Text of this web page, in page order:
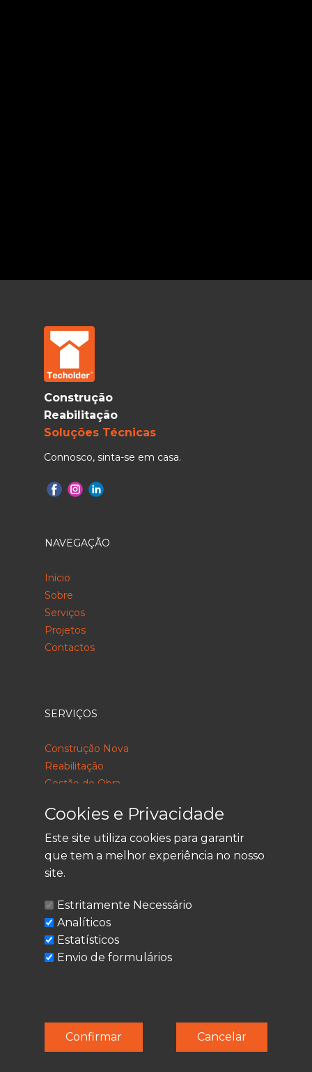
Construção
Reabilitação
Soluções Técnicas
Connosco, sinta-se em casa.
NAVEGAÇÃO
Início
Sobre
Serviços
Projetos
Contactos
SERVIÇOS
Construção Nova
Reabilitação
Gestão de Obra
LEGAL
Política de Privacidade
Termos de Utilização
Cookies
© Techolder. Todos os direitos reservados.
SmashLine
Cookies e Privacidade
Este site utiliza cookies para garantir
que tem a melhor experiência no nosso
site.
Estritamente Necessário
Analíticos
Estatísticos
Envio de formulários
Cancelar
Confirmar